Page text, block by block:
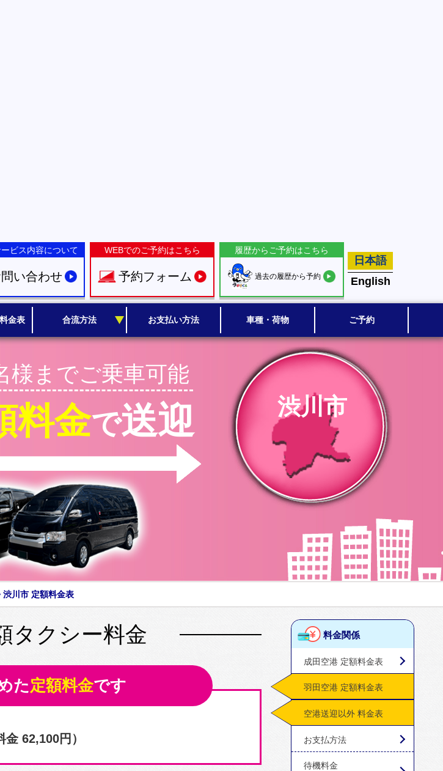
ビス内容について
い合わせ
WEBでのご予約はこちら
予約フォーム
履歴からご予約はこちら
過去の履歴から予約
日本語
English
金表 合流方法 お支払い方法 車種・荷物 ご予約
渋川市
様までご乗車可能
料金で送迎
渋川市 定額料金表
クシー料金
た定額料金です
62,100円）
料金関係
成田空港 定額料金表
羽田空港 定額料金表
空港送迎以外 料金表
お支払方法
待機料金